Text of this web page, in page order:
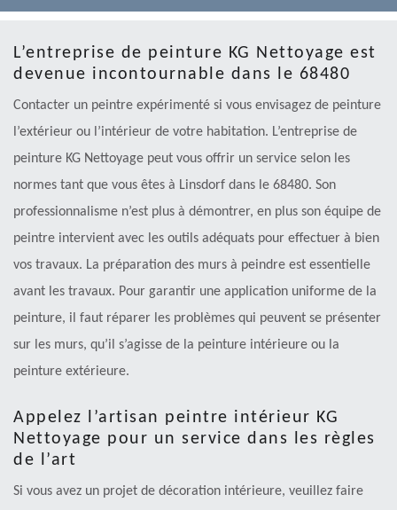
L’entreprise de peinture KG Nettoyage est
devenue incontournable dans le 68480
Contacter un peintre expérimenté si vous envisagez de peinture
l’extérieur ou l’intérieur de votre habitation. L’entreprise de
peinture KG Nettoyage peut vous offrir un service selon les
normes tant que vous êtes à Linsdorf dans le 68480. Son
professionnalisme n’est plus à démontrer, en plus son équipe de
peintre intervient avec les outils adéquats pour effectuer à bien
vos travaux. La préparation des murs à peindre est essentielle
avant les travaux. Pour garantir une application uniforme de la
peinture, il faut réparer les problèmes qui peuvent se présenter
sur les murs, qu’il s’agisse de la peinture intérieure ou la
peinture extérieure.
Appelez l’artisan peintre intérieur KG
Nettoyage pour un service dans les règles
de l’art
Si vous avez un projet de décoration intérieure, veuillez faire